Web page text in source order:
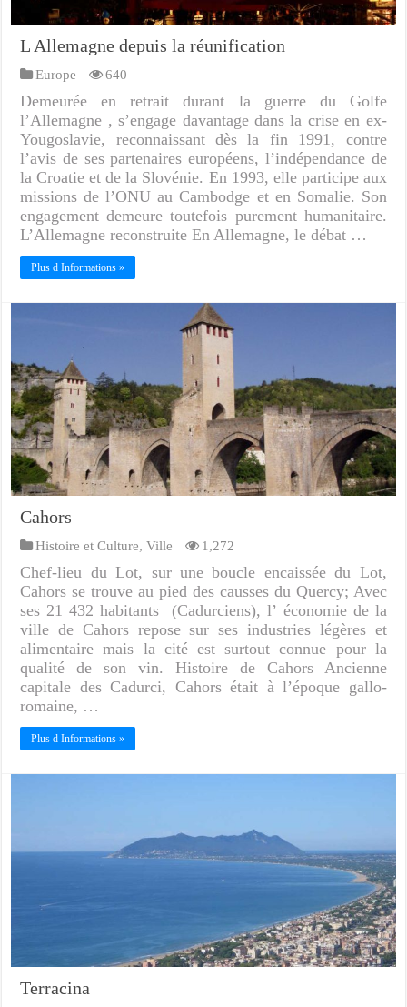
L Allemagne depuis la réunification
Europe 640
Demeurée en retrait durant la guerre du Golfe
l’Allemagne , s’engage davantage dans la crise en ex-
Yougoslavie, reconnaissant dès la fin 1991, contre
l’avis de ses partenaires européens, l’indépendance de
la Croatie et de la Slovénie. En 1993, elle participe aux
missions de l’ONU au Cambodge et en Somalie. Son
engagement demeure toutefois purement humanitaire.
L’Allemagne reconstruite En Allemagne, le débat …
Plus d Informations »
Cahors
Histoire et Culture,Ville 1,272
Chef-lieu du Lot, sur une boucle encaissée du Lot,
Cahors se trouve au pied des causses du Quercy; Avec
ses 21 432 habitants (Cadurciens), l’ économie de la
ville de Cahors repose sur ses industries légères et
alimentaire mais la cité est surtout connue pour la
qualité de son vin. Histoire de Cahors Ancienne
capitale des Cadurci, Cahors était à l’époque gallo-
romaine, …
Plus d Informations »
Terracina